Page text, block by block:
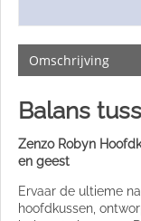
Omschrijving
Balans
Zenzo Robyn
en geest
Ervaar de ultieme
hoofdkussen,